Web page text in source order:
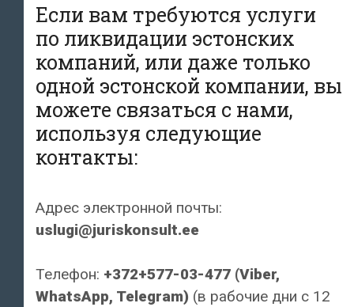
Если вам требуются услуги
по ликвидации эстонских
компаний, или даже только
одной эстонской компании, вы
можете связаться с нами,
используя следующие
контакты:
Адрес электронной почты:
uslugi@juriskonsult.ee
Телефон: +372+577-03-477 (Viber,
WhatsApp, Telegram) (в рабочие дни с 12